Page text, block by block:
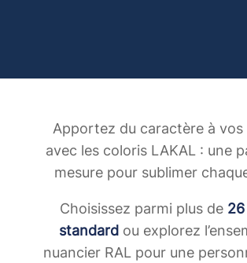
Apportez du caractère à vos
avec les coloris LAKAL : une
mesure pour sublimer
Choisissez parmi plus de
standard ou explorez
nuancier RAL pour une